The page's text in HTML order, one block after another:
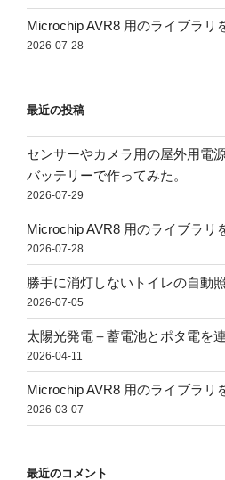
Microchip AVR8 用のライブラリ
2026-07-28
最近の投稿
センサーやカメラ用の屋外用電
バッテリーで作ってみた。
2026-07-29
Microchip AVR8 用のライブラリ
2026-07-28
勝手に消灯しないトイレの自動
2026-07-05
太陽光発電＋蓄電池とポタ電を
2026-04-11
Microchip AVR8 用のライブラリ
2026-03-07
最近のコメント